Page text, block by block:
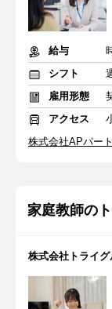
給与
シフト
雇用形態
アクセス
株式会社APパー
家庭教師の
株式会社トライ